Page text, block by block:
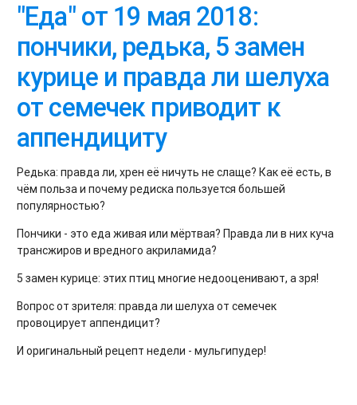
"Еда" от 19 мая 2018:
пончики, редька, 5 замен
курице и правда ли шелуха
от семечек приводит к
аппендициту
Редька: правда ли, хрен её ничуть не слаще? Как её есть, в
чём польза и почему редиска пользуется большей
популярностью?
Пончики - это еда живая или мёртвая? Правда ли в них куча
трансжиров и вредного акриламида?
5 замен курице: этих птиц многие недооценивают, а зря!
Вопрос от зрителя: правда ли шелуха от семечек
провоцирует аппендицит?
И оригинальный рецепт недели - мульгипудер!